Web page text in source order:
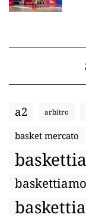
a2 arbitro
basket mercato